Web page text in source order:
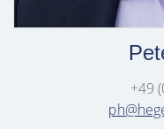
+49